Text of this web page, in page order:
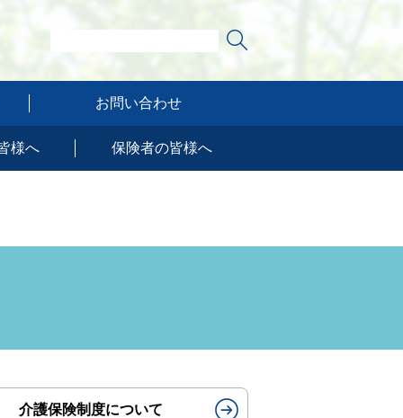
お問い合わせ
様へ 保険者の皆様へ
介護保険制度について